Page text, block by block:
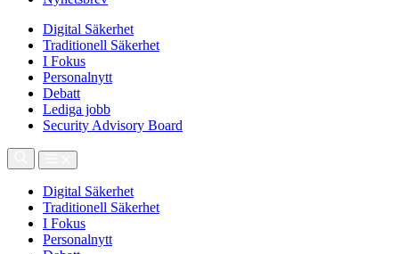
Digital Säkerhet
Traditionell Säkerhet
I Fokus
Personalnytt
Debatt
Lediga jobb
Security Advisory Board
Digital Säkerhet
Traditionell Säkerhet
I Fokus
Personalnytt